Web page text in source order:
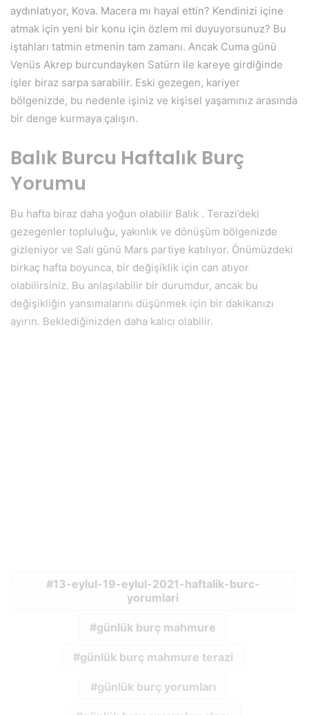
aydınlatıyor, Kova. Macera mı hayal ettin? Kendinizi içine
atmak için yeni bir konu için özlem mi duyuyorsunuz? Bu
iştahları tatmin etmenin tam zamanı. Ancak Cuma günü
Venüs Akrep burcundayken Satürn ile kareye girdiğinde
işler biraz sarpa sarabilir. Eski gezegen, kariyer
bölgenizde, bu nedenle işiniz ve kişisel yaşamınız arasında
bir denge kurmaya çalışın.
Balık Burcu Haftalık Burç
Yorumu
Bu hafta biraz daha yoğun olabilir Balık . Terazi’deki
gezegenler topluluğu, yakınlık ve dönüşüm bölgenizde
gizleniyor ve Salı günü Mars partiye katılıyor. Önümüzdeki
birkaç hafta boyunca, bir değişiklik için can atıyor
olabilirsiniz. Bu anlaşılabilir bir durumdur, ancak bu
değişikliğin yansımalarını düşünmek için bir dakikanızı
ayırın. Beklediğinizden daha kalıcı olabilir.
13-eylul-19-eylul-2021-haftalik-burc-
yorumlari
günlük burç mahmure
günlük burç mahmure terazi
günlük burç yorumları